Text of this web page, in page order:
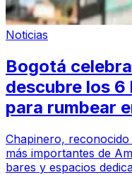
Noticias
Bogotá
descubre los 6
para rumbear
Chapinero,
más importantes de
bares y espacios